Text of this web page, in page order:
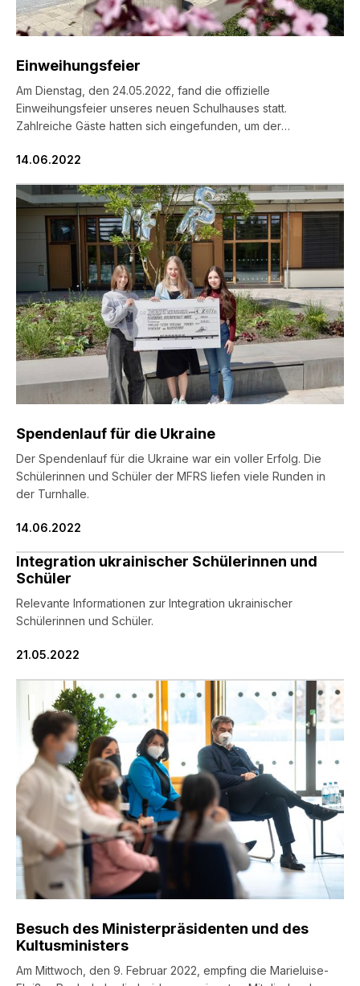
Einweihungsfeier
Am Dienstag, den 24.05.2022, fand die offizielle
Einweihungsfeier unseres neuen Schulhauses statt.
Zahlreiche Gäste hatten sich eingefunden, um der
14.06.2022
Spendenlauf für die Ukraine
Der Spendenlauf für die Ukraine war ein voller Erfolg. Die
Schülerinnen und Schüler der MFRS liefen viele Runden in
der Turnhalle.
14.06.2022
Integration ukrainischer Schülerinnen und
Schüler
Relevante Informationen zur Integration ukrainischer
Schülerinnen und Schüler.
21.05.2022
Besuch des Ministerpräsidenten und des
Kultusministers
Am Mittwoch, den 9. Februar 2022, empfing die Marieluise-